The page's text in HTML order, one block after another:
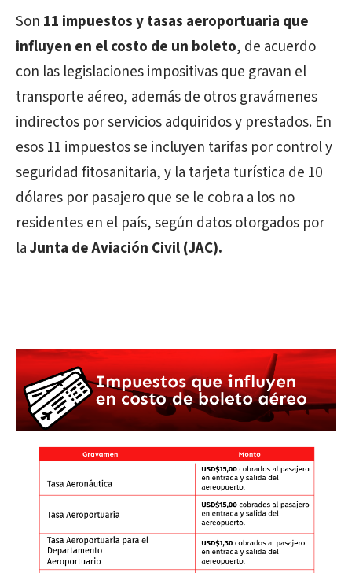
Son 11 impuestos y tasas aeroportuaria que
influyen en el costo de un boleto, de acuerdo
con las legislaciones impositivas que gravan el
transporte aéreo, además de otros gravámenes
indirectos por servicios adquiridos y prestados. En
esos 11 impuestos se incluyen tarifas por control y
seguridad fitosanitaria, y la tarjeta turística de 10
dólares por pasajero que se le cobra a los no
residentes en el país, según datos otorgados por
laJunta de Aviación Civil (JAC).